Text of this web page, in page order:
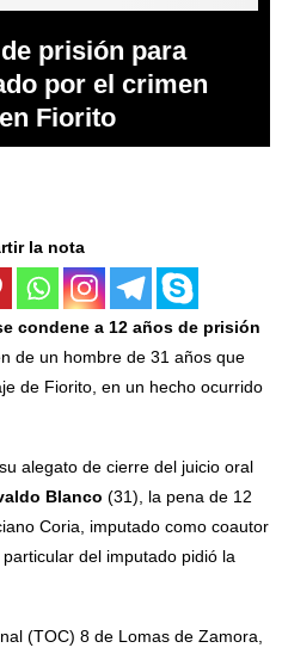
prisión para
por el crimen
Fiorito
la nota
condene a 12 años de prisión
de un hombre de 31 años que
de Fiorito, en un hecho ocurrido
alegato de cierre del juicio oral
Blanco (31), la pena de 12
Coria, imputado como coautor
del imputado pidió la
(TOC) 8 de Lomas de Zamora,